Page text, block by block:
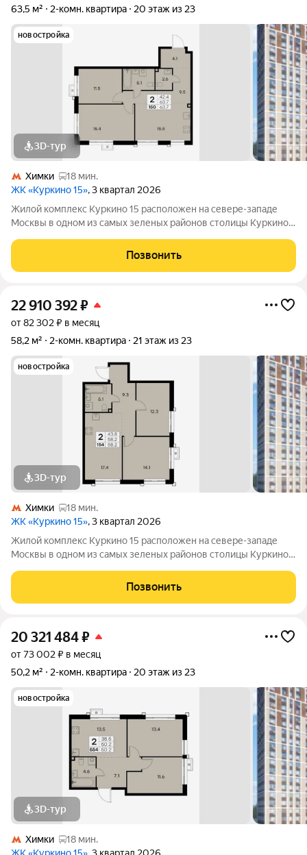
63,5 м²
2-комн. квартира 20 этаж из 23
новостройка
3D-тур
Химки
18 мин.
ЖК «Куркино 15», 3 квартал 2026
Жилой комплекс Куркино 15 расположен на севере-западе
Москвы в одном из самых зеленых районов столицы Куркино.
которых открывается вдохновляющий вид на лесопарк и
мегаполис. Комплекс состоит
Позвонить
22 910 392₽
от 82 302 ₽ в месяц
58,2 м²
2-комн. квартира 21 этаж из 23
новостройка
3D-тур
Химки
18 мин.
ЖК «Куркино 15», 3 квартал 2026
Жилой комплекс Куркино 15 расположен на севере-западе
Москвы в одном из самых зеленых районов столицы Куркино.
которых открывается вдохновляющий вид на лесопарк и
мегаполис. Комплекс состоит
Позвонить
20 321 484₽
от 73 002 ₽ в месяц
50,2 м²
2-комн. квартира 20 этаж из 23
новостройка
3D-тур
Химки
18 мин.